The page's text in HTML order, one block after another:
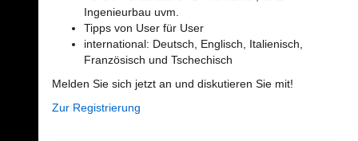
Ingenieurbau uvm.
Tipps von User für User
international: Deutsch, Englisch, Italienisch,
Französisch und Tschechisch
Melden Sie sich jetzt an und diskutieren Sie mit!
Zur Registrierung